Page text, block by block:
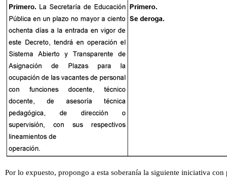
Por lo expuesto, propongo a esta soberanía la siguiente iniciativa con